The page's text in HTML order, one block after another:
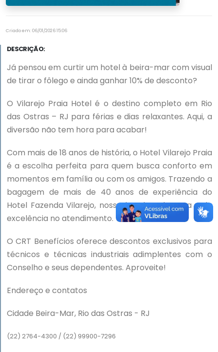
Criado em: 06/01/2026 15:06
DESCRIÇÃO:
Já pensou em curtir um hotel à beira-mar com visual
de tirar o fôlego e ainda ganhar 10% de desconto?
O Vilarejo Praia Hotel é o destino completo em Rio
das Ostras – RJ para férias e dias relaxantes. Aqui, a
diversão não tem hora para acabar!
Com mais de 18 anos de história, o Hotel Vilarejo Praia
é a escolha perfeita para quem busca conforto em
momentos em família ou com os amigos. Trazendo a
bagagem de mais de 40 anos de experiência do
Hotel Fazenda Vilarejo, nosso hotel se destaca pela
excelência no atendimento.
O CRT Benefícios oferece descontos exclusivos para
técnicos e técnicas industriais adimplentes com o
Conselho e seus dependentes. Aproveite!
Endereço e contatos
Cidade Beira-Mar, Rio das Ostras - RJ
(22) 2764-4300 / (22) 99900-7296